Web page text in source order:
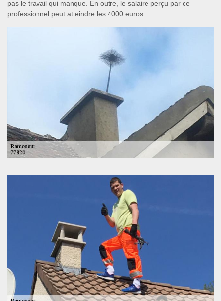
pas le travail qui manque. En outre, le salaire perçu par ce
professionnel peut atteindre les 4000 euros.